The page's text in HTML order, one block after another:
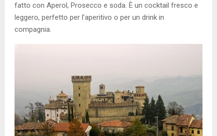
fatto con Aperol, Prosecco e soda. È un cocktail fresco e
leggero, perfetto per l’aperitivo o per un drink in
compagnia.